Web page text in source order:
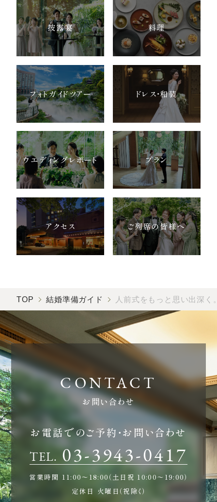
披露宴 料理
フォトガイドツアー ドレス・和装
ウエディングレポート プラン
アクセス ご列席の皆様へ
TOP 結婚準備ガイド 人前式をもっと思い出深
お問い合わせ
お電話でのご予約・お問い合わせ
TEL. 03-3943-0417
営業時間 11:00〜18:00（土日祝 10:00〜19:00）
定休日 火曜日（祝除く）